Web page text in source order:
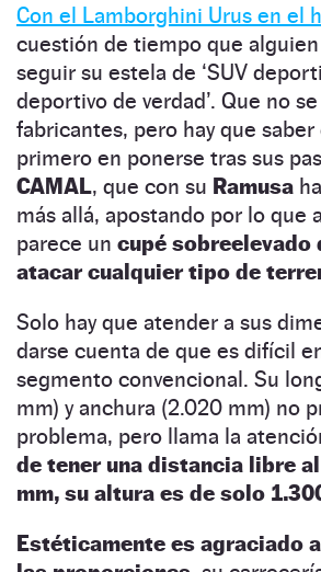
Con el Lamborghini Urus en el
cuestión de tiempo que
seguir su estela de ‘SUV
deportivo de verdad’. Que no
fabricantes, pero hay que
primero en ponerse tras sus
CAMAL, que con su Ramusa
más allá, apostando por lo que
parece un cupé sobreelevado
atacar cualquier tipo de
Solo hay que atender a sus
darse cuenta de que es difícil
segmento convencional. Su
mm) y anchura (2.020 mm) no
problema, pero llama la
de tener una distancia libre
mm, su altura es de solo
Estéticamente es agraciado